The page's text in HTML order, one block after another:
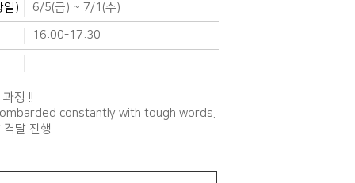
일) 6/5(금) ~ 7/1(수)
16:00-17:30
정 !!
constantly with tough words.
달 진행